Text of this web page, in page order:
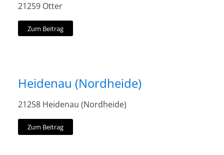
21259 Otter
Zum Beitrag
Heidenau (Nordheide)
21258 Heidenau (Nordheide)
Zum Beitrag